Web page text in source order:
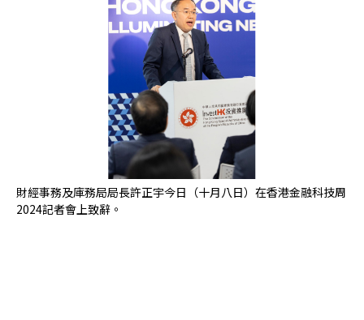
財經事務及庫務局局長許正宇今日（十月八日）在香港金融科技周
2024記者會上致辭。